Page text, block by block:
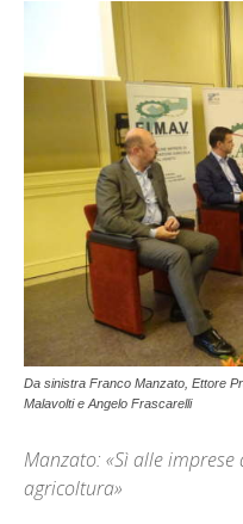
Da sinistra Franco Manzato, Ettore
Malavolti e Angelo Frascarelli
Manzato: «Sì alle
agricoltura»